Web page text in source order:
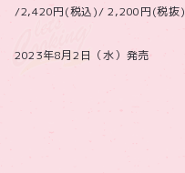
/2,420円(税込)/ 2,200円(税抜)
2023年8月2日（水）発売